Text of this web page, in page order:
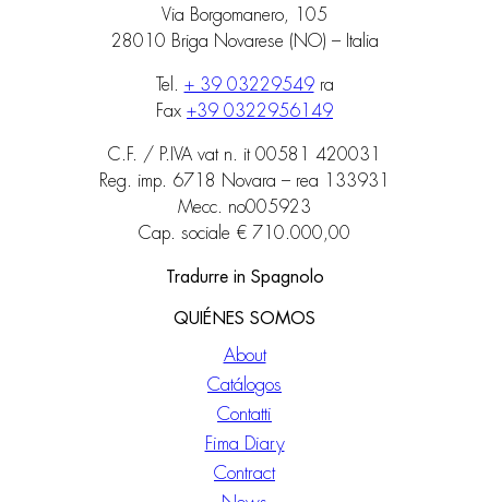
Via Borgomanero, 105
28010 Briga Novarese (NO) – Italia
Tel. + 39 03229549ra
Fax +39 0322956149
C.F. / P.IVA vat n. it 00581 420031
Reg. imp. 6718 Novara – rea 133931
Mecc. no005923
Cap. sociale € 710.000,00
Tradurre in Spagnolo
QUIÉNES SOMOS
About
Catálogos
Contatti
Fima Diary
Contract